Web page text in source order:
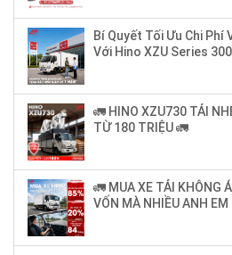
Bí Quyết Tối Ưu Chi Phí
Với Hino XZU Series 300
🚛 HINO XZU730 TẢI
TỪ 180 TRIỆU 🚛
🚛 MUA XE TẢI KHÔNG
VỐN MÀ NHIỀU ANH EM